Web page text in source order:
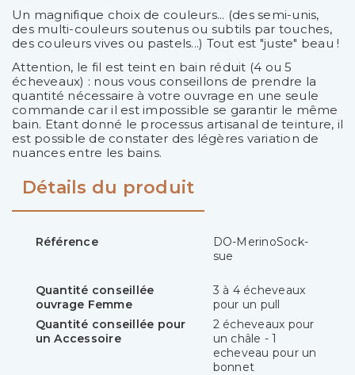
Un magnifique choix de couleurs... (des semi-unis,
des multi-couleurs soutenus ou subtils par touches,
des couleurs vives ou pastels...) Tout est "juste" beau !
Attention, le fil est teint en bain réduit (4 ou 5
écheveaux) : nous vous conseillons de prendre la
quantité nécessaire à votre ouvrage en une seule
commande car il est impossible se garantir le même
bain. Etant donné le processus artisanal de teinture, il
est possible de constater des légères variation de
nuances entre les bains.
Détails du produit
Référence
DO-MerinoSock-
sue
Quantité conseillée
ouvrage Femme
3 à 4 écheveaux
pour un pull
Quantité conseillée pour
un Accessoire
2 écheveaux pour
un châle - 1
echeveau pour un
bonnet